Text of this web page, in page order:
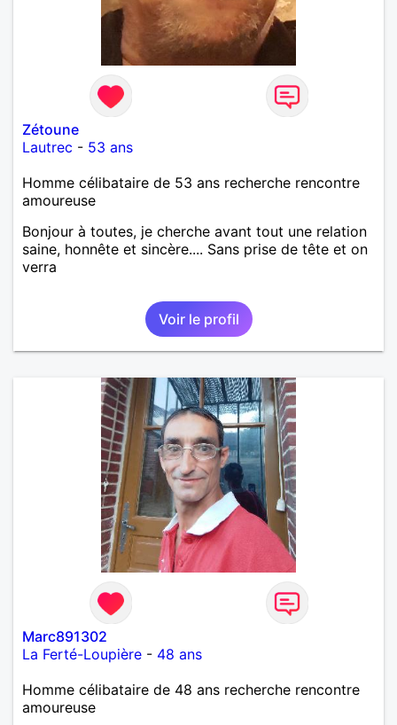
Zétoune
Lautrec - 53 ans
Homme célibataire de 53 ans recherche rencontre
amoureuse
Bonjour à toutes, je cherche avant tout une relation
saine, honnête et sincère.... Sans prise de tête et on
verra
Voir le profil
Marc891302
La Ferté-Loupière - 48 ans
Homme célibataire de 48 ans recherche rencontre
amoureuse